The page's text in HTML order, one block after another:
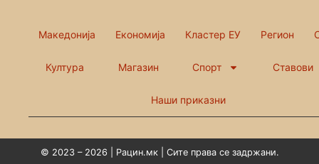
Македонија Економија Кластер ЕУ Регион
Култура Магазин Спорт Ставови
Наши приказни
© 2023 – 2026 | Рацин.мк | Сите права се задржани.